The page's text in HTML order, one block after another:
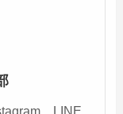
、LINE